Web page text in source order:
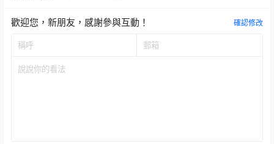
歡迎您，新朋友，感謝參與互動！ 確認修改